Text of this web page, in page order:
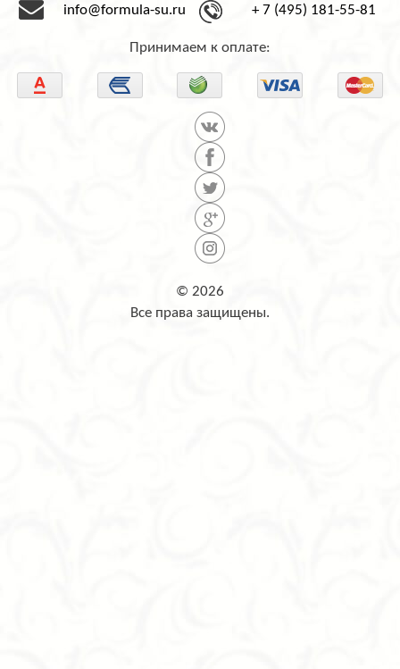
info@formula-su.ru + 7 (495) 181-55-81
Принимаем к оплате:
© 2026
Все права защищены.